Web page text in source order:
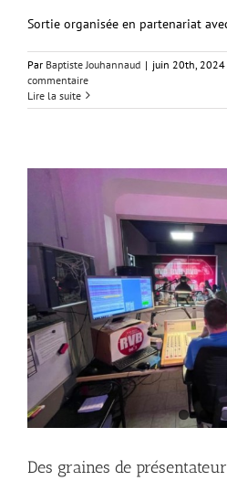
Sortie organisée en partenariat
Par Baptiste Jouhannaud | juin 20th, 2024
commentaire
Lire la suite
Des graines de